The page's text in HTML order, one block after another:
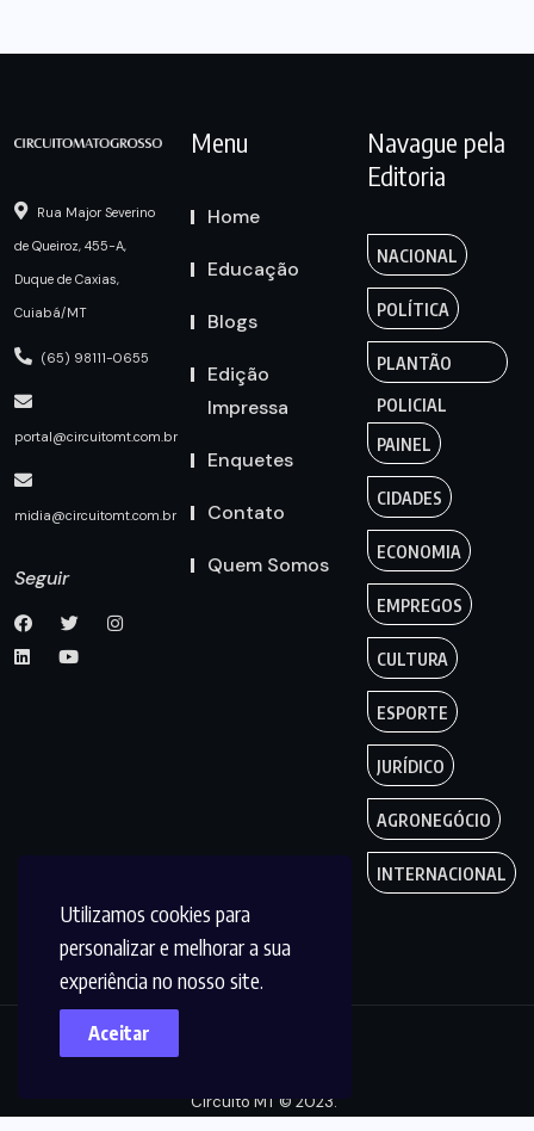
Utilizamos cookies para
personalizar e melhorar a sua
experiência no nosso site.
Aceitar
Rua Major Severino
de Queiroz, 455-A,
Duque de Caxias,
Cuiabá/MT
(65) 98111-0655
portal@circuitomt.com.br
midia@circuitomt.com.br
Seguir
Menu
Home
Educação
Blogs
Edição
Impressa
Enquetes
Contato
Quem Somos
Navague pela
Editoria
NACIONAL
POLÍTICA
PLANTÃO
POLICIAL
PAINEL
CIDADES
ECONOMIA
EMPREGOS
CULTURA
ESPORTE
JURÍDICO
AGRONEGÓCIO
INTERNACIONAL
Circuito MT © 2023.